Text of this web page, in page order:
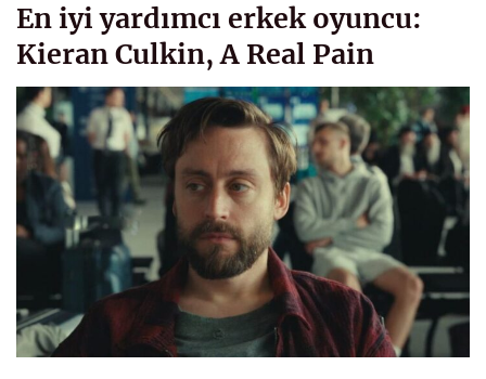
En iyi yardımcı erkek oyuncu:
Kieran Culkin, A Real Pain